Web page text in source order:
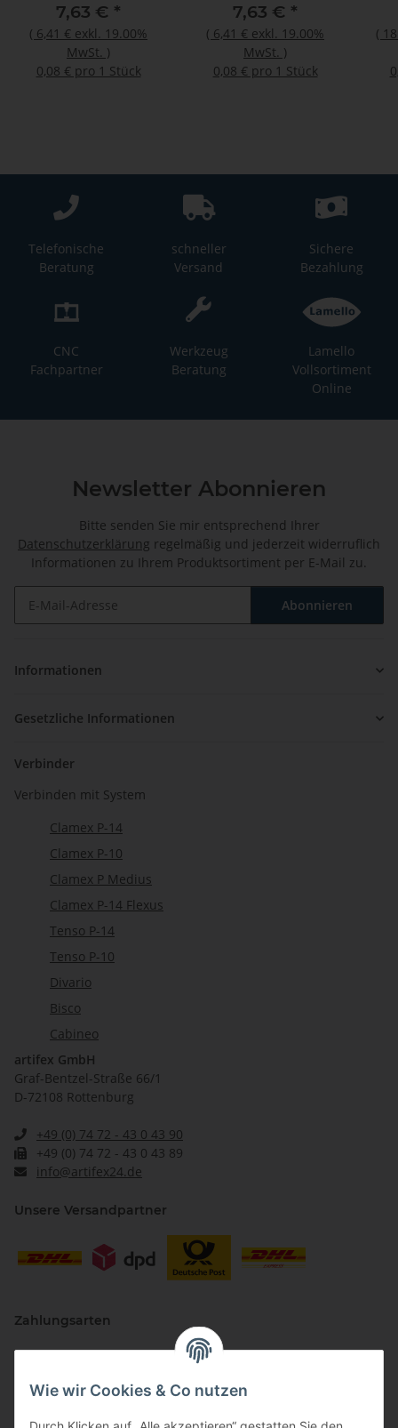
Wie wir Cookies & Co nutzen
7,63 € *
( 6,41 € exkl. 19.00%
MwSt. )
0,08 € pro 1 Stück
7,63 € *
( 6,41 € exkl. 19.00%
MwSt. )
0,08 € pro 1 Stück
(
Telefonische
Beratung
schneller
Versand
Sichere
Bezahlung
CNC
Fachpartner
Werkzeug
Beratung
Lamello
Vollsortiment
Online
Newsletter Abonnieren
Bitte senden Sie mir entsprechend Ihrer
Datenschutzerklärung regelmäßig und jederzeit widerruflich
Informationen zu Ihrem Produktsortiment per E-Mail zu.
Abonnieren
Informationen
Gesetzliche Informationen
Verbinder
Verbinden mit System
Clamex P-14
Clamex P-10
Clamex P Medius
Clamex P-14 Flexus
Tenso P-14
Tenso P-10
Divario
Bisco
Cabineo
artifex GmbH
Graf-Bentzel-Straße 66/1
D-72108 Rottenburg
+49 (0) 74 72 - 43 0 43 90
+49 (0) 74 72 - 43 0 43 89
info@artifex24.de
Unsere Versandpartner
Zahlungsarten